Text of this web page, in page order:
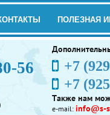
ПОЛЕЗНАЯ
56
+7
+7
Также нам
e-mail: info@s-